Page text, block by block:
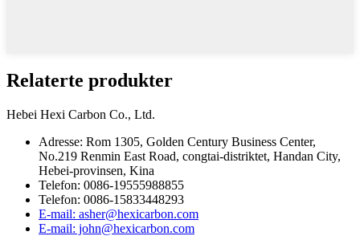
Relaterte produkter
Hebei Hexi Carbon Co., Ltd.
Adresse: Rom 1305, Golden Century Business Center,
No.219 Renmin East Road, congtai-distriktet, Handan City,
Hebei-provinsen, Kina
Telefon: 0086-19555988855
Telefon: 0086-15833448293
E-mail: asher@hexicarbon.com
E-mail: john@hexicarbon.com